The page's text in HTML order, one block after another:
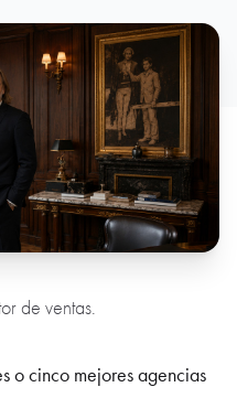
de ventas.
o cinco mejores agencias